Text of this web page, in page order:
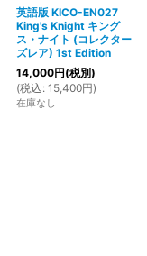
英語版 KICO-EN027
King's Knight キング
ス・ナイト (コレクター
ズレア) 1st Edition
14,000円(税別)
(税込 : 15,400円)
在庫なし